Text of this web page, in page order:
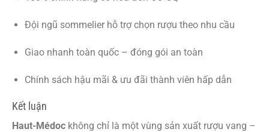
Đội ngũ sommelier hỗ trợ chọn rượu theo nhu cầu
Giao nhanh toàn quốc – đóng gói an toàn
Chính sách hậu mãi & ưu đãi thành viên hấp dẫn
Kết luận
Haut-Médoc không chỉ là một vùng sản xuất rượu vang –